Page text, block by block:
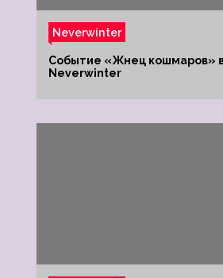
Neverwinter
Событие «Жнец кошмаров»
Neverwinter